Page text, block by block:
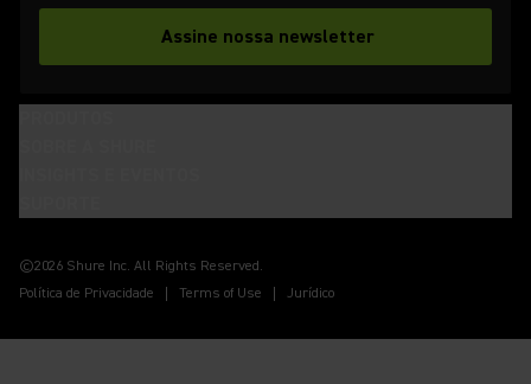
Assine nossa newsletter
©2026 Shure Inc. All Rights Reserved.
Política de Privacidade
Terms of Use Jurídico